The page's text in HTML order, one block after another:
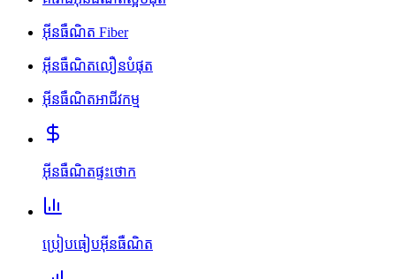
អ៊ីនធឺណិត Fiber
អ៊ីនធឺណិតលឿនបំផុត
អ៊ីនធឺណិតអាជីវកម្ម
អ៊ីនធឺណិតផ្ទះថោក
ប្រៀបធៀបអ៊ីនធឺណិត